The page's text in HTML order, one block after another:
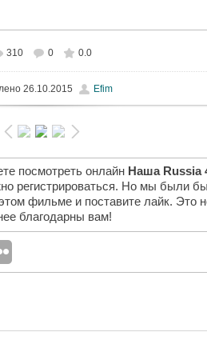
310 0 0.0
26.10.2015 Efim
посмотреть онлайн Наша Russia
регистрироваться. Но мы были
фильме и поставите лайк. Это
благодарны вам!